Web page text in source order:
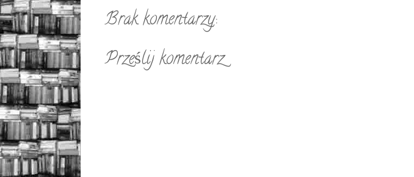
Brak komentarzy:
Prześlij komentarz